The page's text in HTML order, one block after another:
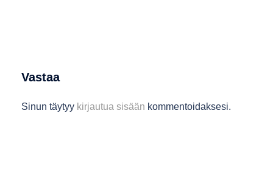
Vastaa
Sinun täytyy kirjautua sisään kommentoidaksesi.